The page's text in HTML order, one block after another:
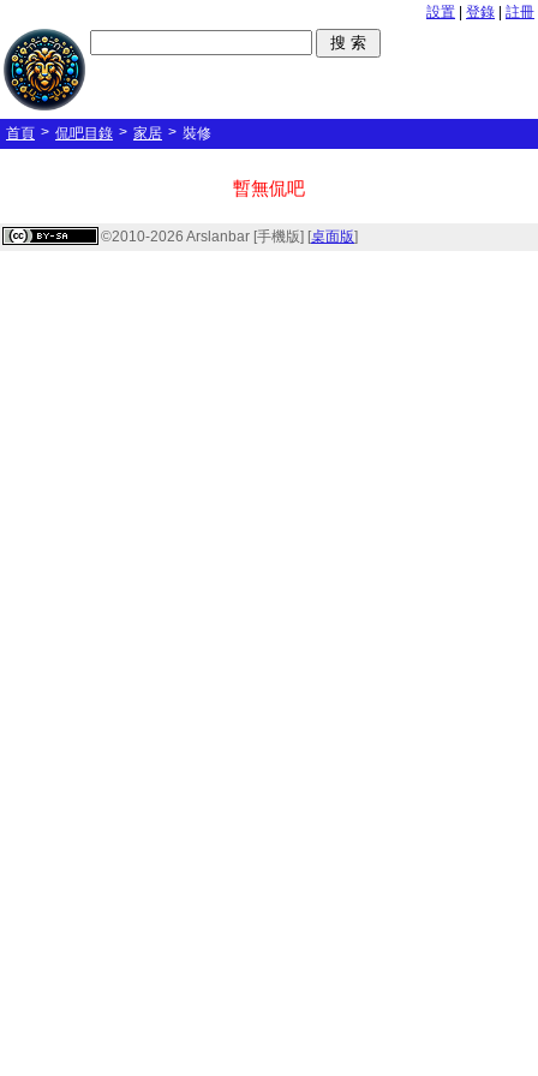
設置 登錄 註冊
首頁 > 侃吧目錄 > 家居 > 裝修
暫無侃吧
©2010-2026 Arslanbar [手機版] [桌面版]